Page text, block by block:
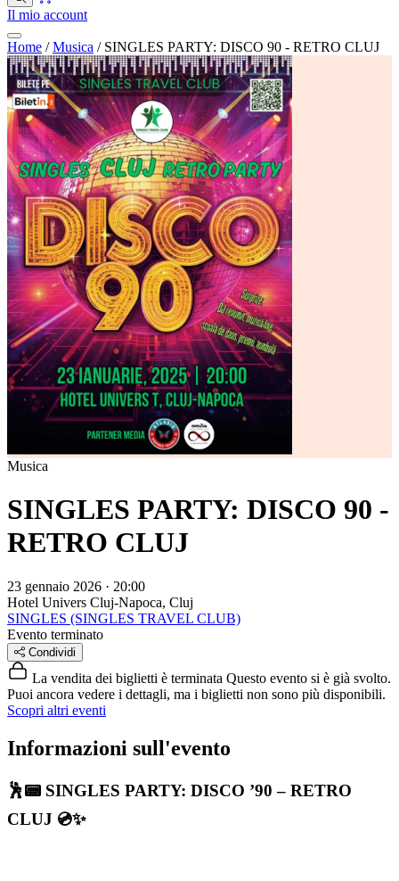
Il mio account
Home / Musica / SINGLES PARTY: DISCO 90 - RETRO CLUJ
Musica
SINGLES PARTY: DISCO 90 -
RETRO CLUJ
23 gennaio 2026 · 20:00
Hotel Univers Cluj-Napoca, Cluj
SINGLES (SINGLES TRAVEL CLUB)
Evento terminato
Condividi
La vendita dei biglietti è terminata Questo evento si è già svolto.
Puoi ancora vedere i dettagli, ma i biglietti non sono più disponibili.
Scopri altri eventi
Informazioni sull'evento
🕺📟 SINGLES PARTY: DISCO ’90 – RETRO
CLUJ 💿✨